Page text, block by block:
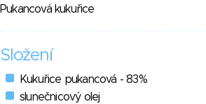
Pukancová kukuřice
Složení
Kukuřice pukancová - 83%
slunečnicový olej